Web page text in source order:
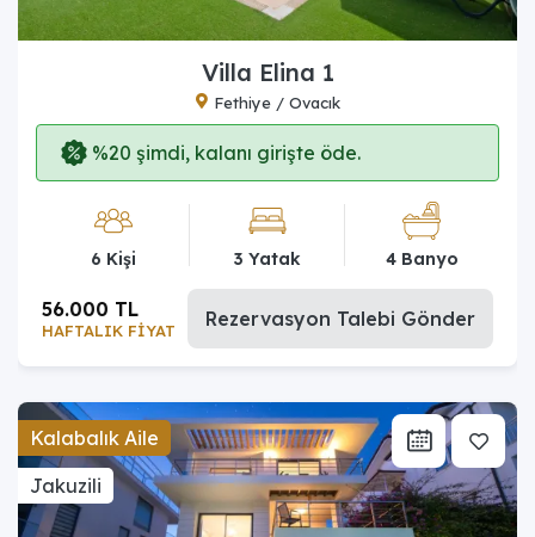
Villa Elina 1
Fethiye / Ovacık
%20 şimdi, kalanı girişte öde.
6 Kişi 3 Yatak 4 Banyo
HAFTALIK FİYAT
56.000 TL Rezervasyon Talebi Gönder
Kalabalık Aile
Jakuzili